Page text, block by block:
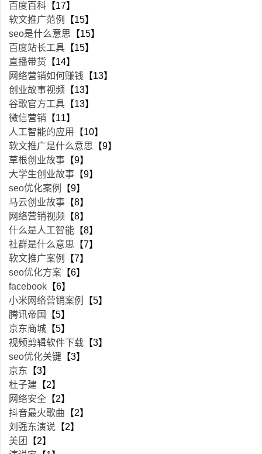
百度百科 【17】
软文推广范例
【15】
seo是什么意思 【15】
百度站长工具 【15】
直播带货 【14】
网络营销如何赚钱 【13】
创业故事视频 【13】
谷歌官方工具 【13】
微信营销 【11】
人工智能的应用
【10】
软文推广是什么意思 【9】
草根创业故事 【9】
大学生创业故事 【9】
seo优化案例
【9】
马云创业故事 【8】
网络营销视频 【8】
什么是人工智能 【8】
社群是什么意思 【7】
软文推广案例
【7】
seo优化方案 【6】
facebook 【6】
小米网络营销案例
【5】
腾讯帝国
【5】
京东商城 【5】
视频剪辑软件下载 【3】
seo优化关键 【3】
京东 【3】
杜子建 【2】
网络安全 【2】
抖音最火歌曲 【2】
刘强东演说 【2】
美团
【2】